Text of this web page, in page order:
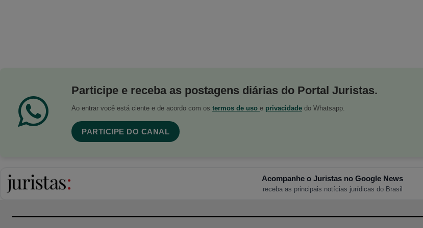
Participe e receba as postagens diárias do Portal Juristas.
Ao entrar você está ciente e de acordo com os termos de uso e privacidade do Whatsapp.
PARTICIPE DO CANAL
Acompanhe o Juristas no Google News
receba as principais notícias jurídicas do Brasil